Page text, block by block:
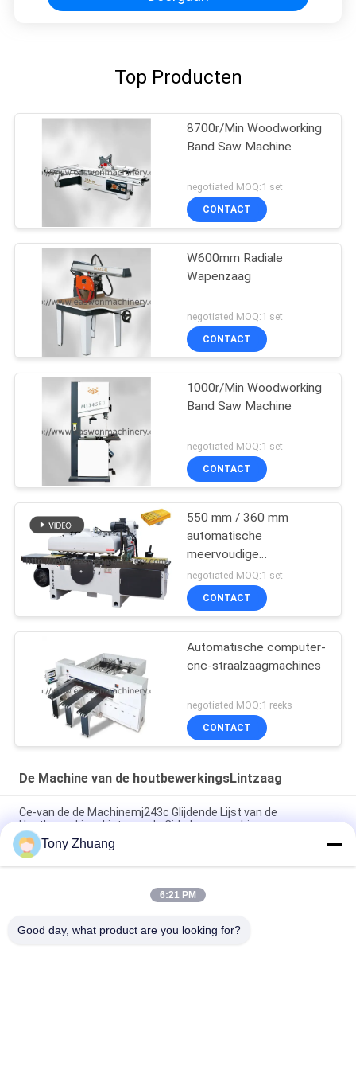
Top Producten
8700r/Min Woodworking
Band Saw Machine
negotiated MOQ:1 set
CONTACT
W600mm Radiale
Wapenzaag
negotiated MOQ:1 set
CONTACT
1000r/Min Woodworking
Band Saw Machine
negotiated MOQ:1 set
CONTACT
550 mm / 360 mm
automatische
meervoudige
zaagmachine voor
verwerking van massief
houten panelen
negotiated MOQ:1 set
CONTACT
Automatische computer-
cnc-straalzaagmachines
negotiated MOQ:1 reeks
CONTACT
De Machine van de houtbewerkingsLintzaag
Ce-van de de Machinemj243c Glijdende Lijst van de
HoutbewerkingsLintzaag de Cirkelzaagmachine
CS1225B houten Lintzaagmachine, CNC de Machine van de 18
DuimLintzaag
Van de de HoutbewerkingsLintzaag van MJ223A MJ224C
Tony Zhuang
6:21 PM
Good day, what product are you looking for?